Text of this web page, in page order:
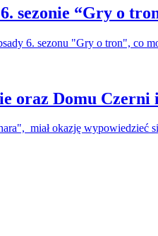
sezonie “Gry o
6. sezonu "Gry o tron", co
oraz Domu Czerni
miał okazję